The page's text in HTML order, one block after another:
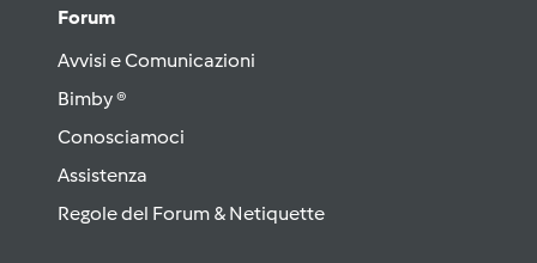
Forum
Avvisi e Comunicazioni
Bimby ®
Conosciamoci
Assistenza
Regole del Forum & Netiquette